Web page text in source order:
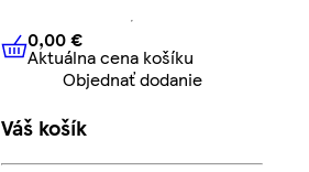
0,00 € Aktuálna cena košíku
0,00 €
Aktuálna cena košíku
Objednať dodanie
Váš košík